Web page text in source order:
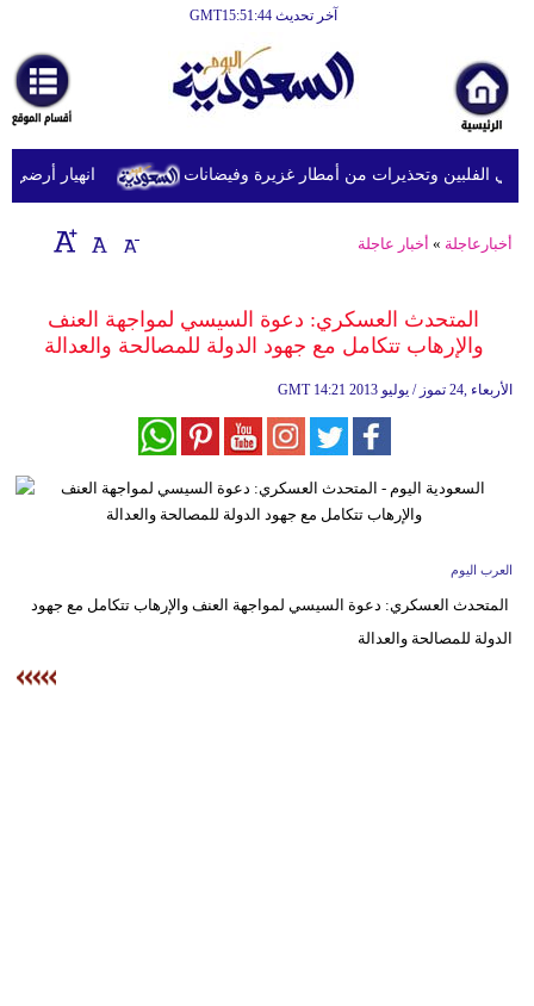
آخر تحديث GMT15:51:44
أخبارعاجلة
رياضة
ثقافة
إقتصاد
وموسيقى
ديكور
انهيار أرضي يودي بحياة 14 شخصًا داخل الفلبين وتحذيرات من أمطار غزيرة وفيضانات
أخبارعاجلة » أخبار عاجلة
المتحدث العسكري: دعوة السيسي لمواجهة العنف
والإرهاب تتكامل مع جهود الدولة للمصالحة والعدالة
GMT 14:21 2013 الأربعاء ,24 تموز / يوليو
العرب اليوم
المتحدث العسكري: دعوة السيسي لمواجهة العنف والإرهاب تتكامل مع جهود
الدولة للمصالحة والعدالة